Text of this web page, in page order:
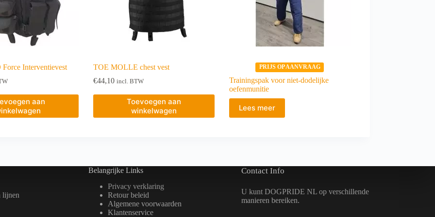
Interventievest
aan
TOE MOLLE chest vest
€44,10 incl. BTW
Toevoegen aan
winkelwagen
PRIJS OP AANVRAAG
Trainingspak voor niet-dodelijke
oefenmunitie
Lees meer
lijnen
Belangrijke Links
Privacy verklaring
Retour beleid
Algemene voorwaarden
Klantenservice
Contact Info
U kunt DOGPRIDE NL op verschillende
manieren bereiken.